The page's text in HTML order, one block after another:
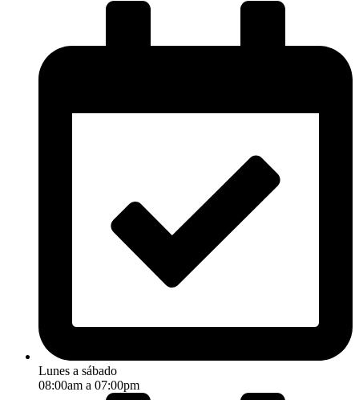
Lunes a sábado
08:00am a 07:00pm